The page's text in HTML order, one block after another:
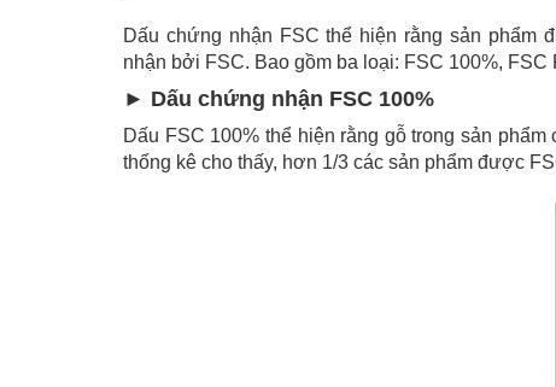
Dấu chứng nhận FSC thể hiện rằng sản phẩm
nhận bởi FSC. Bao gồm ba loại: FSC 100%, FSC
► Dấu chứng nhận FSC 100%
Dấu FSC 100% thể hiện rằng gỗ trong sản
thống kê cho thấy, hơn 1/3 các sản phẩm được